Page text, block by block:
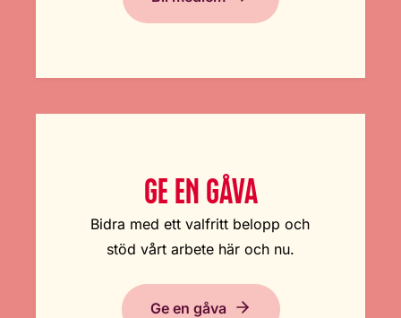
GE EN GÅVA
Bidra med ett valfritt belopp och
stöd vårt arbete här och nu.
Ge en gåva